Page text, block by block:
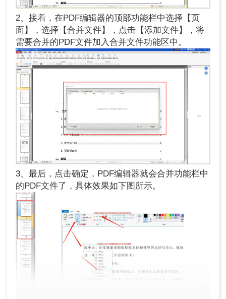
2、接着，在PDF编辑器的顶部功能栏中选择【页
面】，选择【合并文件】，点击【添加文件】，将
需要合并的PDF文件加入合并文件功能区中。
3、最后，点击确定，PDF编辑器就会合并功能栏中
的PDF文件了，具体效果如下图所示。